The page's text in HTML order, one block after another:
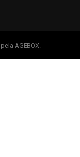
AGEBOX.